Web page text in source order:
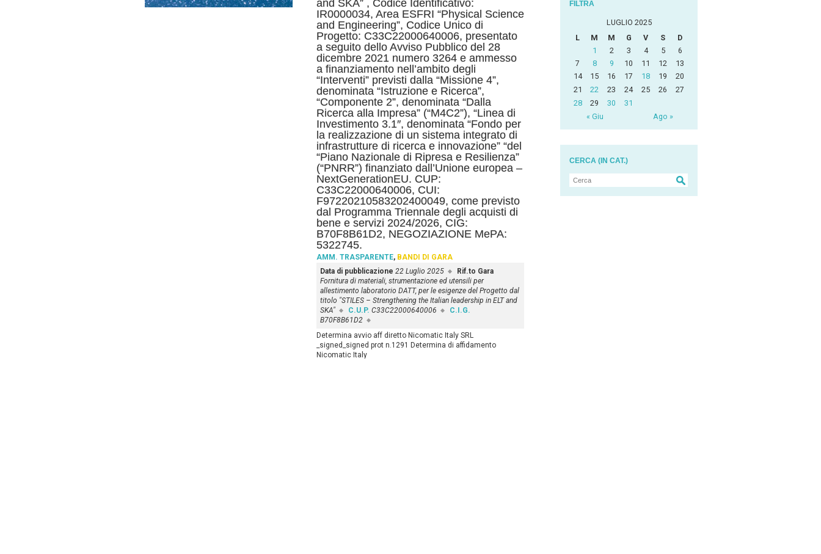
and SKA” , Codice Identificativo:
IR0000034, Area ESFRI “Physical Science
and Engineering”, Codice Unico di
Progetto: C33C22000640006, presentato
a seguito dello Avviso Pubblico del 28
dicembre 2021 numero 3264 e ammesso
a finanziamento nell’ambito degli
“Interventi” previsti dalla “Missione 4”,
denominata “Istruzione e Ricerca”,
“Componente 2”, denominata “Dalla
Ricerca alla Impresa” (“M4C2”), “Linea di
Investimento 3.1″, denominata “Fondo per
la realizzazione di un sistema integrato di
infrastrutture di ricerca e innovazione” “del
“Piano Nazionale di Ripresa e Resilienza”
(“PNRR”) finanziato dall’Unione europea –
NextGenerationEU. CUP:
C33C22000640006, CUI:
F97220210583202400049, come previsto
dal Programma Triennale degli acquisti di
bene e servizi 2024/2026, CIG:
B70F8B61D2, NEGOZIAZIONE MePA:
5322745.
AMM. TRASPARENTE, BANDI DI GARA
Data di pubblicazione 22 Luglio 2025
Rif.to Gara
Fornitura di materiali, strumentazione ed utensili per
allestimento laboratorio DATT, per le esigenze del Progetto dal
titolo "STILES – Strengthening the Italian leadership in ELT and
SKA"
C.U.P. C33C22000640006
C.I.G.
B70F8B61D2
Determina avvio aff diretto Nicomatic Italy SRL
_signed_signed prot n.1291 Determina di affidamento
Nicomatic Italy
FILTRA
LUGLIO 2025
L
M M G V S D
« Giu Ago »
1 2 3 4 5
6
7
8 9 10 11 12
13
14
15 16 17 18 19
20
21
22 23 24 25 26
27
28
29 30 31
CERCA (IN CAT.)